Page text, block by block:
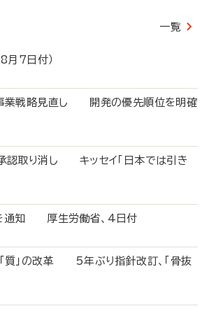
一覧
（8月7日付）
事業戦略見直し 開発の優先順位を明確
認取り消し キッセイ「日本では引き
通知 厚生労働省、4日付
質」の改革 5年ぶり指針改訂、「骨抜